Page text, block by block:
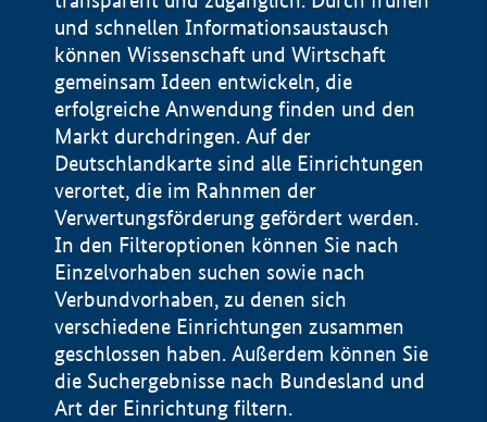
und schnellen Informationsaustausch
können Wissenschaft und Wirtschaft
gemeinsam Ideen entwickeln, die
erfolgreiche Anwendung finden und den
Markt durchdringen. Auf der
Deutschlandkarte sind alle Einrichtungen
verortet, die im Rahnmen der
Verwertungsförderung gefördert werden.
In den Filteroptionen können Sie nach
Einzelvorhaben suchen sowie nach
Verbundvorhaben, zu denen sich
verschiedene Einrichtungen zusammen
geschlossen haben. Außerdem können Sie
die Suchergebnisse nach Bundesland und
Art der Einrichtung filtern.